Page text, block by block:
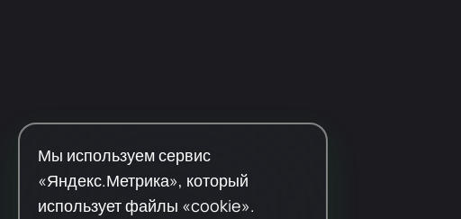
Мы используем сервис
«Яндекс.Метрика», который
использует файлы «cookie».